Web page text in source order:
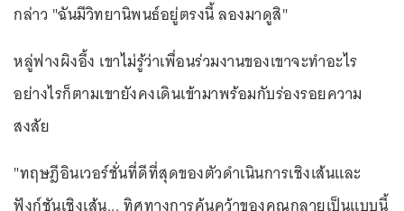
กล่าว "ฉันมีวิทยานิพนธ์อยู่ตรงนี้ ลองมาดูสิ"
หลู่ฟางผิงอึ้ง เขาไม่รู้ว่าเพื่อนร่วมงานของเขาจะทำอะไร
อย่างไรก็ตามเขายังคงเดินเข้ามาพร้อมกับร่องรอยความ
สงสัย
"ทฤษฎีอินเวอร์ชั่นที่ดีที่สุดของตัวดำเนินการเชิงเส้นและ